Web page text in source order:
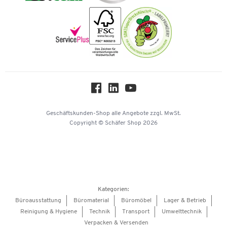
Geschäftskunden-Shop alle Angebote zzgl. MwSt.
Copyright © Schäfer Shop 2026
Kategorien:
Büroausstattung
Büromaterial Büromöbel
Lager & Betrieb
Reinigung & Hygiene
Technik Transport
Umwelttechnik
Verpacken & Versenden